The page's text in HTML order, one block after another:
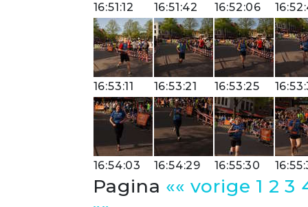
16:51:12 16:51:42 16:52:06
16:53:11 16:53:21 16:53:25
16:54:03 16:54:29 16:55:30
Pagina «« vorige 1 2 3